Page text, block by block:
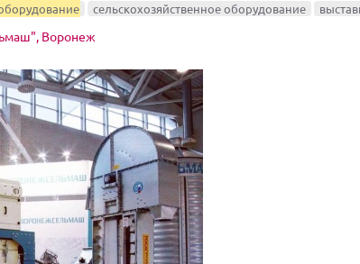
сельскохозяйственное оборудование
Воронеж